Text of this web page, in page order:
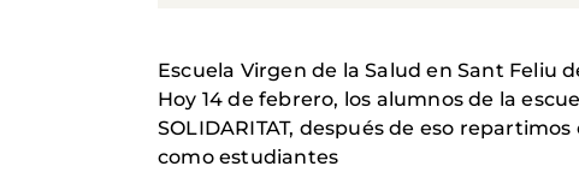
Escuela Virgen de la Salud en Sant Feliu
Hoy 14 de febrero, los alumnos de la
SOLIDARITAT, después de eso
como estudiantes